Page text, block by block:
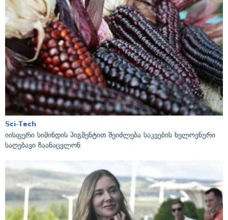
Sci-Tech
იისფერი სიმინდის პიგმენტით შეიძლება საკვების ხელოვნური
საღებავი ჩაანაცვლონ